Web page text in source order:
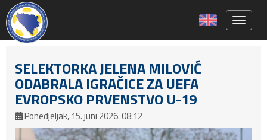
SELEKTORKA JELENA MILOVIĆ
ODABRALA IGRAČICE ZA UEFA
EVROPSKO PRVENSTVO U-19
Ponedjeljak, 15. juni 2026. 08:12